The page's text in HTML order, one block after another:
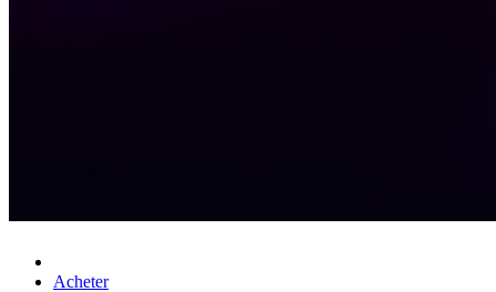
Acheter